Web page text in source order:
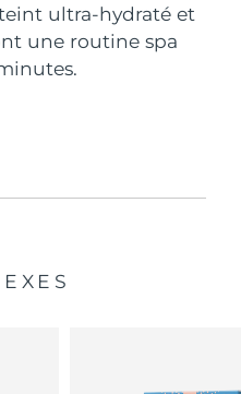
ultra-hydraté et
une routine spa